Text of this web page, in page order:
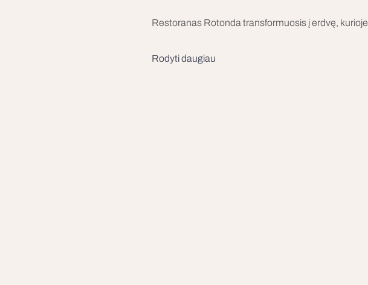
Restoranas Rotonda transformuosis į erdvę,
Rodyti daugiau